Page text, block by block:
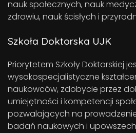
nauk społecznych, nauk
zdrowiu, nauk ścisłych i
Szkoła Doktorska UJK
Priorytetem Szkoły Doktorskiej
wysokospecjalistyczne
naukowców, zdobycie przez
umiejętności i kompetencji
pozwalających na
badań naukowych i